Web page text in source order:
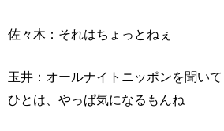
佐々木：それはちょっとねぇ
玉井：オールナイトニッポンを聞い
ひとは、やっぱ気になるもんね